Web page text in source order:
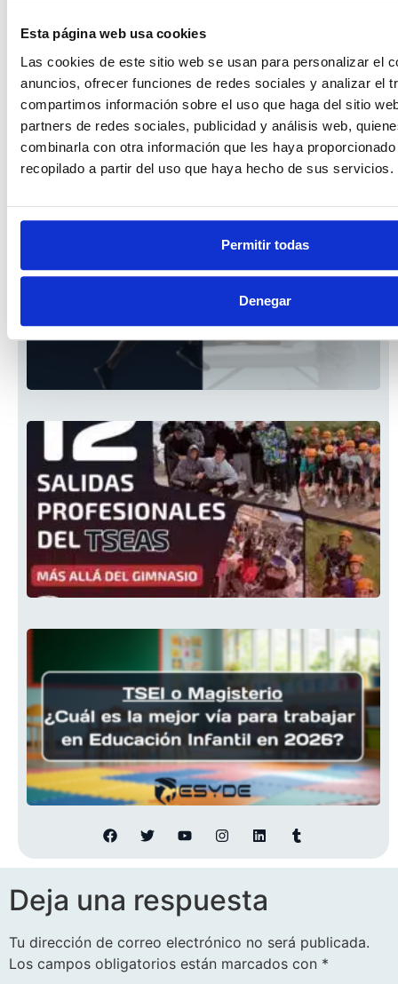
Esta página web usa cookies
Las cookies de este sitio web se usan para personalizar el
anuncios, ofrecer funciones de redes sociales y analizar el
compartimos información sobre el uso que haga del sitio
partners de redes sociales, publicidad y análisis web,
combinarla con otra información que les haya
recopilado a partir del uso que haya hecho de sus servicios.
Permitir todas
Denegar
Deja una respuesta
Tu dirección de correo electrónico no será publicada.
Los campos obligatorios están marcados con *